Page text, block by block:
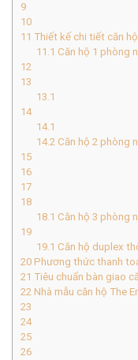
9
10
11 Thiết kế chi tiết căn
11.1 Căn hộ 1 phòng
12
13
13.1
14
14.1
14.2Căn hộ 2 phòng
15
16
17
18
18.1 Căn hộ 3 phòng
19
19.1 Căn hộ duplex
20 Phương thức thanh
21 Tiêu chuẩn bàn giao
22 Nhà mẫu căn hộ The
23
24
25
26